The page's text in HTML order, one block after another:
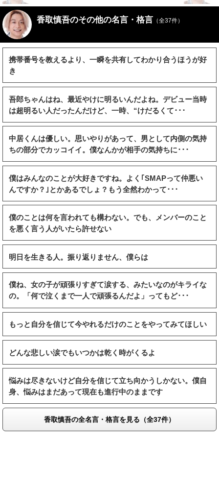
香取慎吾のその他の名言・格言 （全37件）
携帯番号を教えるより、一瞬を共有してわかり合うほうが好
き
吾郎ちゃんはね、最近やけに明るいんだよね。デビュー当時
は超明るい人だったんだけど、一時、“けだるくて･･･
中居くんは優しい。思いやりがあって、男として内側の気持
ちの部分でカッコイイ。僕なんかが相手の気持ちに･･･
僕はみんなのことが大好きですね。よく｢SMAPって仲悪い
んですか？｣とかあるでしょ？もう全然わかって･･･
僕のことは何を言われても構わない。でも、メンバーのこと
を悪く言う人がいたら許せない
明日を生きる人。振り返りません、僕らは
僕ね、女の子が頑張りすぎて涙する、みたいなのがキライな
の。「何で泣くまで一人で頑張るんだよ」ってもど･･･
もっと自分を信じて今やれるだけのことをやってみてほしい
どんな悲しい涙でもいつかは乾く時がくるよ
悩みは尽きないけど自分を信じて立ち向かうしかない。僕自
身、悩みはまだあって現在も進行中のままです
香取慎吾の全名言・格言を見る（全37件）